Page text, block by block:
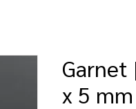
Garnet
x 5 mm